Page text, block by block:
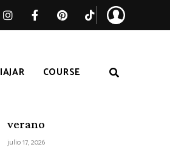
COURSE
verano
julio 17, 2026